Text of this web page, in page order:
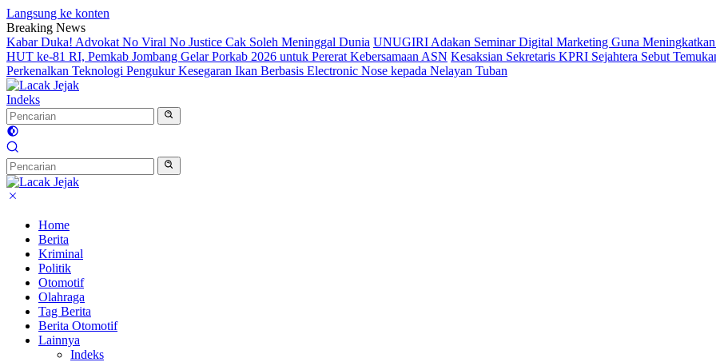
Langsung ke konten
Breaking News
Kabar Duka! Advokat No Viral No Justice Cak Soleh Meninggal Dunia UNUGIRI Adakan Seminar Digital Marketing Guna
HUT ke-81 RI, Pemkab Jombang Gelar Porkab 2026 untuk Pererat Kebersamaan ASN Kesaksian Sekretaris KPRI Sejahtera Sebut
Perkenalkan Teknologi Pengukur Kesegaran Ikan Berbasis Electronic Nose kepada Nelayan Tuban
Indeks
Home
Berita
Kriminal
Politik
Otomotif
Olahraga
Tag Berita
Berita Otomotif
Lainnya
Indeks